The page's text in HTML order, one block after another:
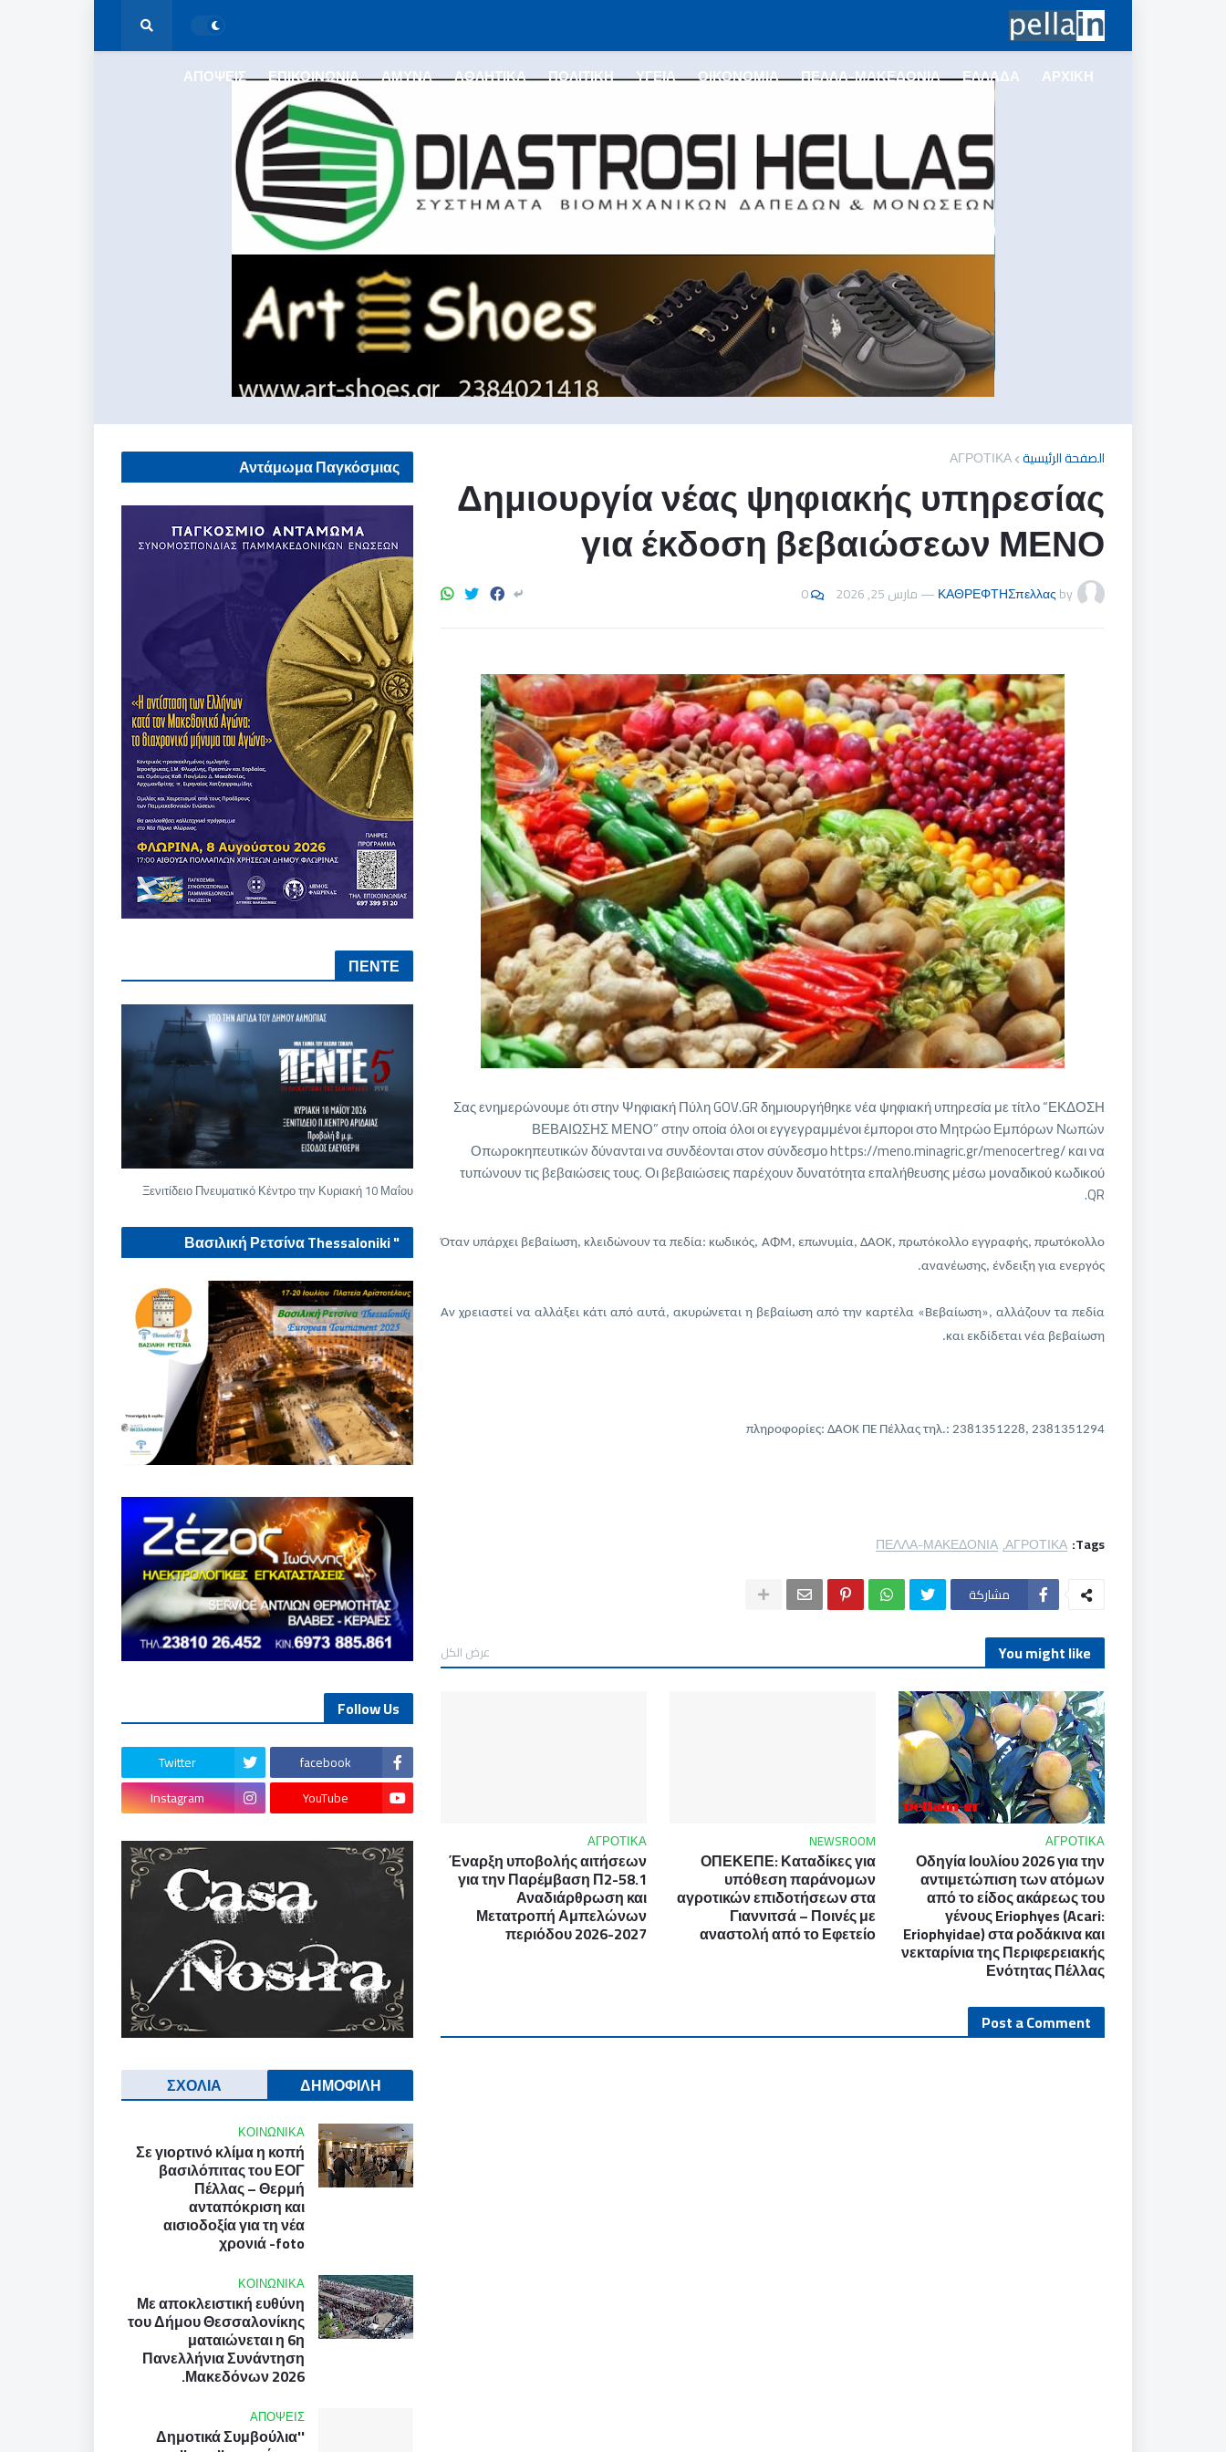
ΑΡΧΙΚΗ
ΕΛΛΑΔΑ
ΠΕΛΛΑ-ΜΑΚΕΔΟΝΙΑ
ΟΙΚΟΝΟΜΙΑ
ΥΓΕΙΑ
ΠΟΛΙΤΙΚΗ
ΑΘΛΗΤΙΚΑ
ΑΜΥΝΑ
ΕΠΙΚΟΙΝΩΝΙΑ
ΑΠΟΨΕΙΣ
الصفحة الرئيسية ΑΓΡΟΤΙΚΑ
Δημιουργία νέας ψηφιακής υπηρεσίας
για έκδοση βεβαιώσεων ΜΕΝΟ
by
ΚΑΘΡΕΦΤΗΣπελλας
—مارس 25, 2026 0
Σας ενημερώνουμε ότι στην Ψηφιακή Πύλη GOV.GR δημιουργήθηκε νέα ψηφιακή υπηρεσία με τίτλο “ΕΚΔΟΣΗ
ΒΕΒΑΙΩΣΗΣ ΜΕΝΟ” στην οποία όλοι οι εγγεγραμμένοι έμποροι στο Μητρώο Εμπόρων Νωπών
Οπωροκηπευτικών δύνανται να συνδέονται στον σύνδεσμο https://meno.minagric.gr/menocertreg/ και να
τυπώνουν τις βεβαιώσεις τους. Οι βεβαιώσεις παρέχουν δυνατότητα επαλήθευσης μέσω μοναδικού κωδικού
QR.
Όταν υπάρχει βεβαίωση, κλειδώνουν τα πεδία: κωδικός, ΑΦΜ, επωνυμία, ΔΑΟΚ, πρωτόκολλο εγγραφής, πρωτόκολλο
ανανέωσης, ένδειξη για ενεργός.
Αν χρειαστεί να αλλάξει κάτι από αυτά, ακυρώνεται η βεβαίωση από την καρτέλα «Βεβαίωση», αλλάζουν τα πεδία
και εκδίδεται νέα βεβαίωση.
πληροφορίες: ΔΑΟΚ ΠΕ Πέλλας τηλ.: 2381351228, 2381351294
Tags:
ΑΓΡΟΤΙΚΑ
ΠΕΛΛΑ-ΜΑΚΕΔΟΝΙΑ
مشاركة
You might like عرض الكل
ΑΓΡΟΤΙΚΑ
Οδηγία Ιουλίου 2026 για την
αντιμετώπιση των ατόμων
από το είδος ακάρεως του
γένους Eriophyes (Acari:
Eriophyidae) στα ροδάκινα και
νεκταρίνια της Περιφερειακής
Ενότητας Πέλλας
NEWSROOM
ΟΠΕΚΕΠΕ: Καταδίκες για
υπόθεση παράνομων
αγροτικών επιδοτήσεων στα
Γιαννιτσά – Ποινές με
αναστολή από το Εφετείο
ΑΓΡΟΤΙΚΑ
Έναρξη υποβολής αιτήσεων
για την Παρέμβαση Π2-58.1
Αναδιάρθρωση και
Μετατροπή Αμπελώνων
περιόδου 2026-2027
Post a Comment
Αντάμωμα Παγκόσμιας
Συνομοσπονδίας Παμμακεδονικών
Ενώσεων
ΠΕΝΤΕ
Ξενιτίδειο Πνευματικό Κέντρο την Κυριακή 10 Μαΐου
" Βασιλική Ρετσίνα Thessaloniki
European tournament 2025"
Follow Us
facebook
Twitter
YouTube
Instagram
ΔΗΜΟΦΙΛΗ
ΣΧΟΛΙΑ
ΚΟΙΝΩΝΙΚΑ
Σε γιορτινό κλίμα η κοπή
βασιλόπιτας του ΕΟΓ
Πέλλας – Θερμή
ανταπόκριση και
αισιοδοξία για τη νέα
χρονιά -foto
ΚΟΙΝΩΝΙΚΑ
Με αποκλειστική ευθύνη
του Δήμου Θεσσαλονίκης
ματαιώνεται η 6η
Πανελλήνια Συνάντηση
Μακεδόνων 2026.
ΑΠΟΨΕΙΣ
''Δημοτικά Συμβούλια